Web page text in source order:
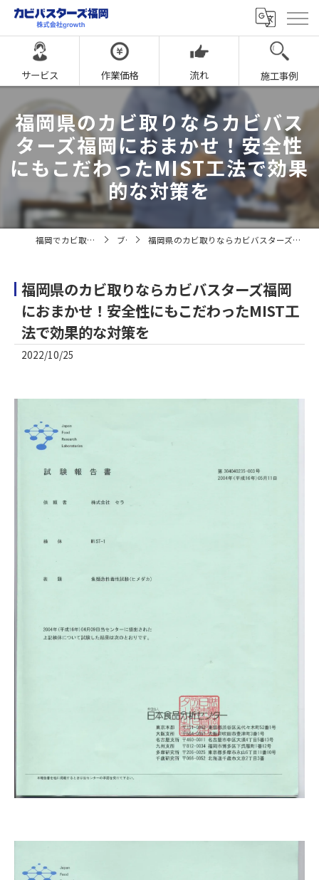
サービス 作業価格 流れ 施工事例
福岡県のカビ取りならカビバス
ターズ福岡におまかせ！安全性
にもこだわったMIST工法で効果
的な対策を
福岡でカビ取りならカビバスターズ福岡 ブログ 福岡県のカビ取りならカビバスターズ福岡におまかせ！安全性にもこだわったMIST工法で効果的な対策を
福岡県のカビ取りならカビバスターズ福岡
におまかせ！安全性にもこだわったMIST工
法で効果的な対策を
2022/10/25